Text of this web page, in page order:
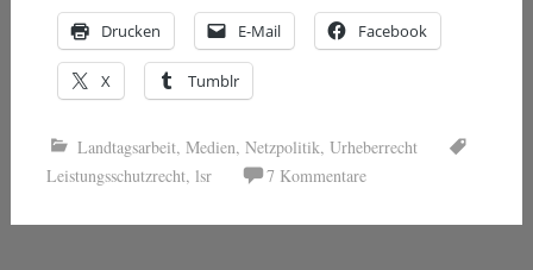
Drucken E-Mail Facebook
X Tumblr
Landtagsarbeit, Medien, Netzpolitik, Urheberrecht
Leistungsschutzrecht, lsr 7 Kommentare